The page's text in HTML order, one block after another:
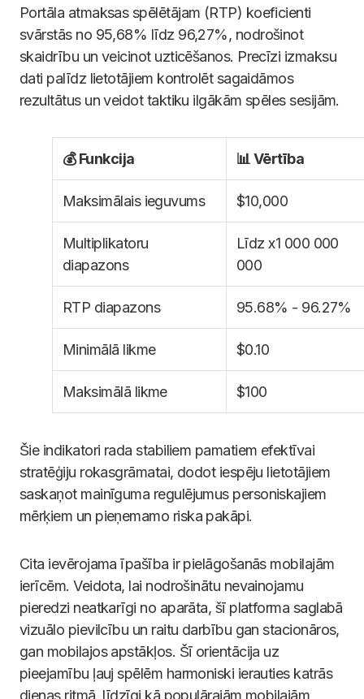
Portāla atmaksas spēlētājam (RTP) koeficienti
svārstās no 95,68% līdz 96,27%, nodrošinot
skaidrību un veicinot uzticēšanos. Precīzi izmaksu
dati palīdz lietotājiem kontrolēt sagaidāmos
rezultātus un veidot taktiku ilgākām spēles sesijām.
💰 Funkcija 📊 Vērtība
Maksimālais ieguvums $10,000
Multiplikatoru
diapazons
Līdz x1 000 000
000
RTP diapazons 95.68% - 96.27%
Minimālā likme $0.10
Maksimālā likme $100
Šie indikatori rada stabiliem pamatiem efektīvai
stratēģiju rokasgrāmatai, dodot iespēju lietotājiem
saskaņot mainīguma regulējumus personiskajiem
mērķiem un pieņemamo riska pakāpi.
Cita ievērojama īpašība ir pielāgošanās mobilajām
ierīcēm. Veidota, lai nodrošinātu nevainojamu
pieredzi neatkarīgi no aparāta, šī platforma saglabā
vizuālo pievilcību un raitu darbību gan stacionāros,
gan mobilajos apstākļos. Šī orientācija uz
pieejamību ļauj spēlēm harmoniski ierauties katrās
dienas ritmā, līdzīgi kā populārajām mobilajām